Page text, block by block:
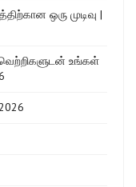
ஒரு முடிவு |
வெற்றிகளுடன் உங்கள்